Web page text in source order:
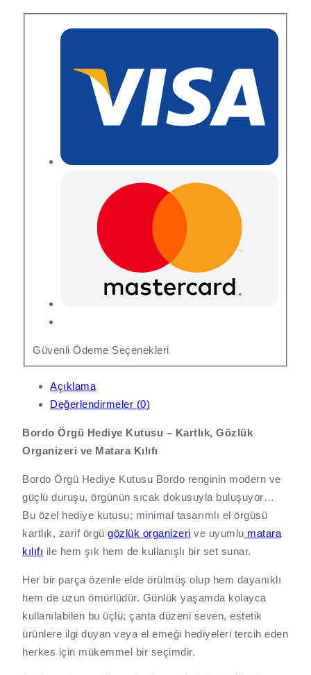
Güvenli Ödeme Seçenekleri
Açıklama
Değerlendirmeler (0)
Bordo Örgü Hediye Kutusu – Kartlık, Gözlük
Organizeri ve Matara Kılıfı
Bordo Örgü Hediye Kutusu Bordo renginin modern ve
güçlü duruşu, örgünün sıcak dokusuyla buluşuyor…
Bu özel hediye kutusu; minimal tasarımlı el örgüsü
kartlık, zarif örgü gözlük organizeri ve uyumlu matara
kılıfı ile hem şık hem de kullanışlı bir set sunar.
Her bir parça özenle elde örülmüş olup hem dayanıklı
hem de uzun ömürlüdür. Günlük yaşamda kolayca
kullanılabilen bu üçlü; çanta düzeni seven, estetik
ürünlere ilgi duyan veya el emeği hediyeleri tercih eden
herkes için mükemmel bir seçimdir.